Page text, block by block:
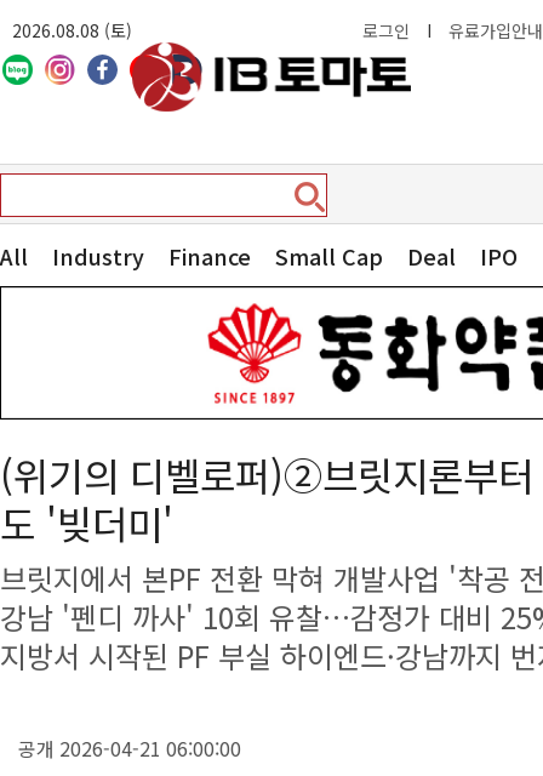
2026.08.08 (토) 로그인 I 유료가입안내
All Industry Finance Small Cap Deal IPO
(위기의 디벨로퍼)②브릿지론부
도 '빚더미'
브릿지에서 본PF 전환 막혀 개발사업 '착공
강남 '펜디 까사' 10회 유찰…감정가 대비
지방서 시작된 PF 부실 하이엔드·강남까지
공개 2026-04-21 06:00:00